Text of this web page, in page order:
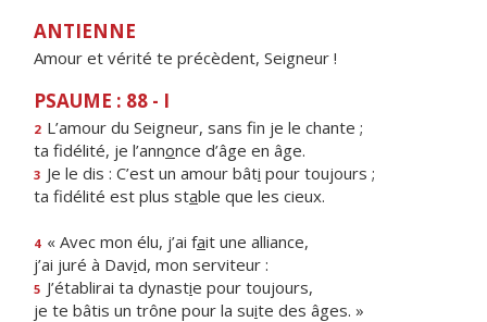
ANTIENNE
Amour et vérité te précèdent, Seigneur !
PSAUME : 88 - I
2 L’amour du Seigneur, sans fn je le chante ;
ta fidélité, je l’annonce d’âge en âge.
3 Je le dis : C’est un amour bâti pour toujours ;
ta fidélité est plus stable que les cieux.
4 « Avec mon élu, j’ai fait une alliance,
j’ai juré à David, mon serviteur :
5 J’établirai ta dynastie pour toujours,
je te bâtis un trône pour la suite des âges. »